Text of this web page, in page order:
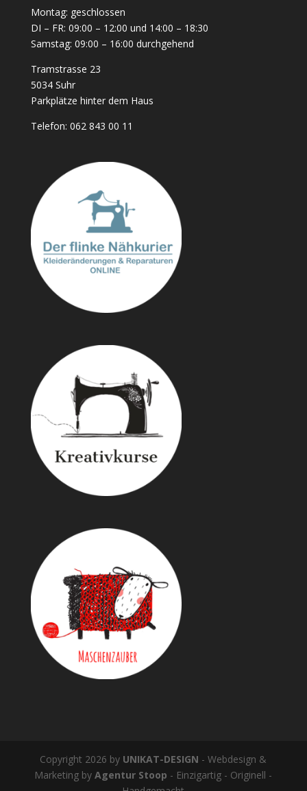
Montag: geschlossen
DI – FR: 09:00 – 12:00 und 14:00 – 18:30
Samstag: 09:00 – 16:00 durchgehend
Tramstrasse 23
5034 Suhr
Parkplätze hinter dem Haus
Telefon: 062 843 00 11
Copyright 2026 by UNIKAT-DESIGN - Webdesign &
Marketing byAgentur Stoop - Einzigartig - Originell -